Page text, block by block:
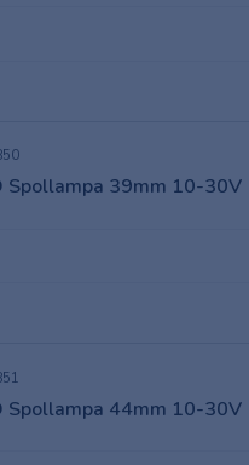
Spollampa 39mm 10-30V
Spollampa 44mm 10-30V